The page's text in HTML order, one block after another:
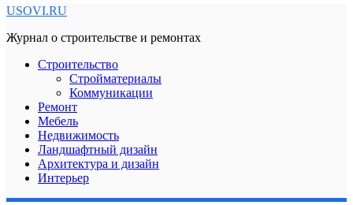
USOVI.RU
Журнал о строительстве и ремонтах
Строительство
Стройматериалы
Коммуникации
Ремонт
Мебель
Недвижимость
Ландшафтный дизайн
Архитектура и дизайн
Интерьер